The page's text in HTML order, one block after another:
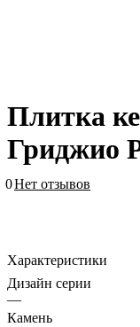
Плитка
Гриджио
0Нет отзывов
Характеристики
Дизайн серии
—
Камень